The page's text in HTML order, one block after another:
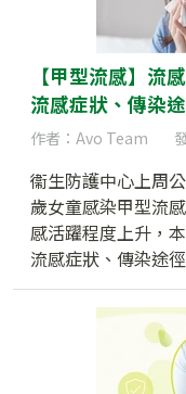
【甲型流感】流
流感症狀、傳染
作者：Avo Team
衞生防護中心上周
歲女童感染甲型流
感活躍程度上升，
流感症狀、傳染途
地預防流感。